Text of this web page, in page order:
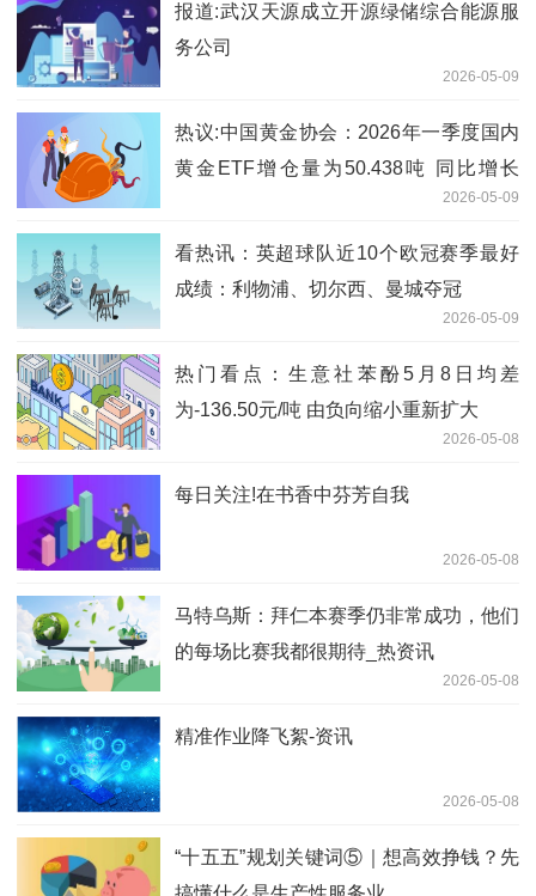
报道:武汉天源成立开源绿储综合能源服
务公司
2026-05-09
热议:中国黄金协会：2026年一季度国内
黄金ETF增仓量为50.438吨 同比增长
2026-05-09
看热讯：英超球队近10个欧冠赛季最好
成绩：利物浦、切尔西、曼城夺冠
2026-05-09
热门看点：生意社苯酚5月8日均差
为-136.50元/吨 由负向缩小重新扩大
2026-05-08
每日关注!在书香中芬芳自我
2026-05-08
马特乌斯：拜仁本赛季仍非常成功，他们
的每场比赛我都很期待_热资讯
2026-05-08
精准作业降飞絮-资讯
2026-05-08
“十五五”规划关键词⑤｜想高效挣钱？先